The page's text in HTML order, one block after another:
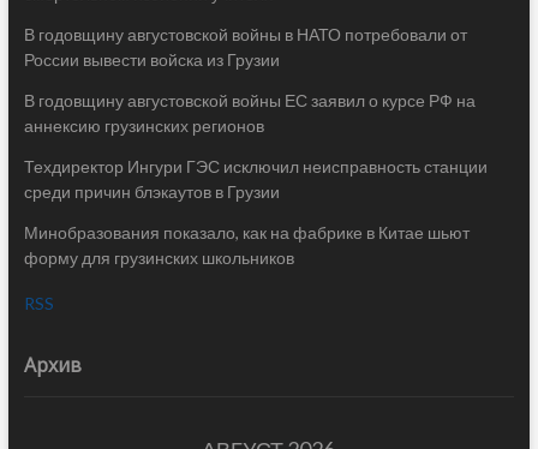
В годовщину августовской войны в НАТО потребовали от
России вывести войска из Грузии
В годовщину августовской войны ЕС заявил о курсе РФ на
аннексию грузинских регионов
Техдиректор Ингури ГЭС исключил неисправность станции
среди причин блэкаутов в Грузии
Минобразования показало, как на фабрике в Китае шьют
форму для грузинских школьников
RSS
Архив